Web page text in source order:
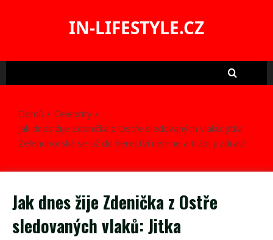
IN-LIFESTYLE.CZ
Domů
Celebrity
Jak dnes žije Zdenička z Ostře sledovaných vlaků: Jitka
Zelenohorská se už do herectví nehrne a trápí ji zdraví
Jak dnes žije Zdenička z Ostře
sledovaných vlaků: Jitka